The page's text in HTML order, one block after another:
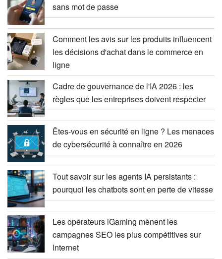
sans mot de passe
Comment les avis sur les produits influencent
les décisions d'achat dans le commerce en
ligne
Cadre de gouvernance de l'IA 2026 : les
règles que les entreprises doivent respecter
Êtes-vous en sécurité en ligne ? Les menaces
de cybersécurité à connaître en 2026
Tout savoir sur les agents IA persistants :
pourquoi les chatbots sont en perte de vitesse
Les opérateurs iGaming mènent les
campagnes SEO les plus compétitives sur
Internet